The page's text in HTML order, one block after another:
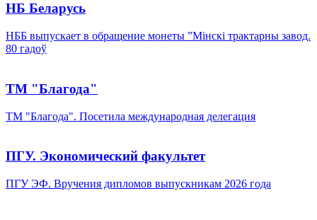
НБ Беларусь
НББ выпускает в обращение монеты ”Мінскі трактарны завод.
80 гадоў
ТМ "Благода"
ТМ "Благода". Посетила международная делегация
ПГУ. Экономический факультет
ПГУ ЭФ. Вручения дипломов выпускникам 2026 года